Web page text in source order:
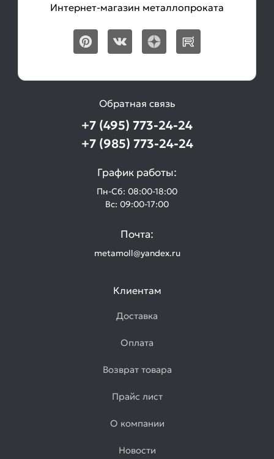
Интернет-магазин металлопроката
Обратная связь
+7 (495) 773-24-24
+7 (985) 773-24-24
График работы:
Пн-Сб: 08:00-18:00
Вс: 09:00-17:00
Почта:
metamoll@yandex.ru
Клиентам
Доставка
Оплата
Возврат товара
Прайс лист
О компании
Новости